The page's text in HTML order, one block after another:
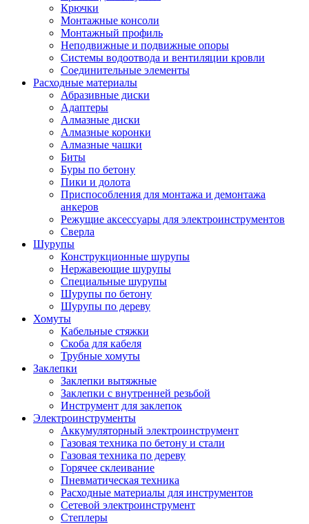
Крючки
Монтажные консоли
Монтажный профиль
Неподвижные и подвижные опоры
Системы водоотвода и вентиляции кровли
Соединительные элементы
Расходные материалы
Абразивные диски
Адаптеры
Алмазные диски
Алмазные коронки
Алмазные чашки
Биты
Буры по бетону
Пики и долота
Приспособления для монтажа и демонтажа
анкеров
Режущие аксессуары для электроинструментов
Сверла
Шурупы
Конструкционные шурупы
Нержавеющие шурупы
Специальные шурупы
Шурупы по бетону
Шурупы по дереву
Хомуты
Кабельные стяжки
Скоба для кабеля
Трубные хомуты
Заклепки
Заклепки вытяжные
Заклепки с внутренней резьбой
Инструмент для заклепок
Электроинструменты
Аккумуляторный электроинструмент
Газовая техника по бетону и стали
Газовая техника по дереву
Горячее склеивание
Пневматическая техника
Расходные материалы для инструментов
Сетевой электроинструмент
Степлеры